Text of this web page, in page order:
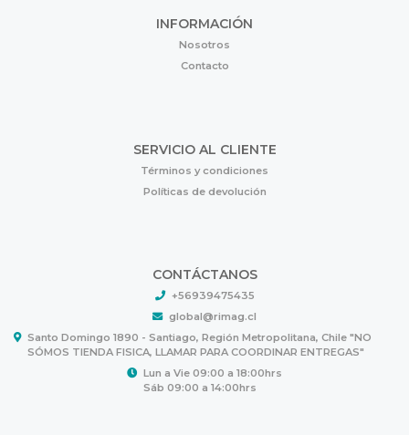
INFORMACIÓN
Nosotros
Contacto
SERVICIO AL CLIENTE
Términos y condiciones
Políticas de devolución
CONTÁCTANOS
+56939475435
global@rimag.cl
Santo Domingo 1890 - Santiago, Región Metropolitana, Chile "NO
SÓMOS TIENDA FISICA, LLAMAR PARA COORDINAR ENTREGAS"
Lun a Vie 09:00 a 18:00hrs
Sáb 09:00 a 14:00hrs